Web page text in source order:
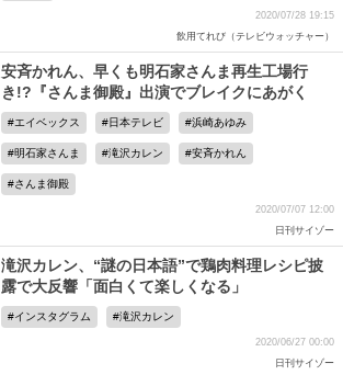
2020/07/28 19:15
飲用てれび（テレビウォッチャー）
安斉かれん、早くも明石家さんま再生工場行
き!?『さんま御殿』出演でブレイクにあがく
エイベックス 日本テレビ 浜崎あゆみ
明石家さんま 滝沢カレン 安斉かれん
さんま御殿
2020/07/07 12:00
日刊サイゾー
滝沢カレン、“謎の日本語”で鶏肉料理レシピ披
露で大反響「面白くて楽しくなる」
インスタグラム 滝沢カレン
2020/06/27 00:00
日刊サイゾー